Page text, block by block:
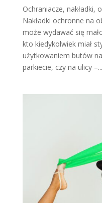
Ochraniacze, nakładki,
Nakładki ochronne na
może wydawać się
kto kiedykolwiek miał
użytkowaniem butów
parkiecie, czy na ulicy –...